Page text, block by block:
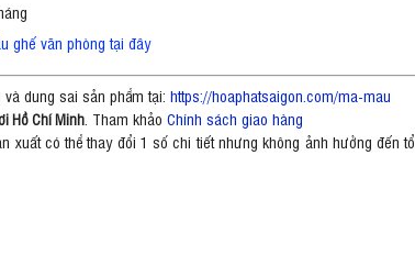
ghế văn phòng tại đây
dung sai sản phẩm tại: https://hoaphatsaigon.com/ma-mau
Hồ Chí Minh. Tham khảo Chính sách giao hàng
xuất có thể thay đổi 1 số chi tiết nhưng không ảnh hưởng đến